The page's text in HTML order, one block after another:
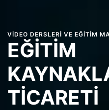
VIDEO DERSLERI VE EĞITIM
EĞITIM
TICARETI